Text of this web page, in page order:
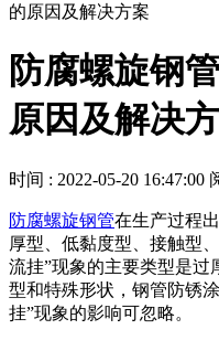
的原因及解决方案
防腐螺旋钢
原因及解决
时间 : 2022-05-20 16:47:00
防腐螺旋钢管在生产过程
厚型、低黏度型、接触型
流挂”现象的主要类型是过
型和特殊形状，钢管防锈
挂”现象的影响可忽略。